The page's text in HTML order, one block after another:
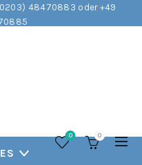
48470883 oder +49
0 0